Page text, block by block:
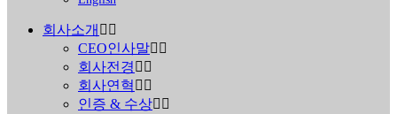
회사소개
CEO인사말
회사전경
회사연혁
인증 & 수상